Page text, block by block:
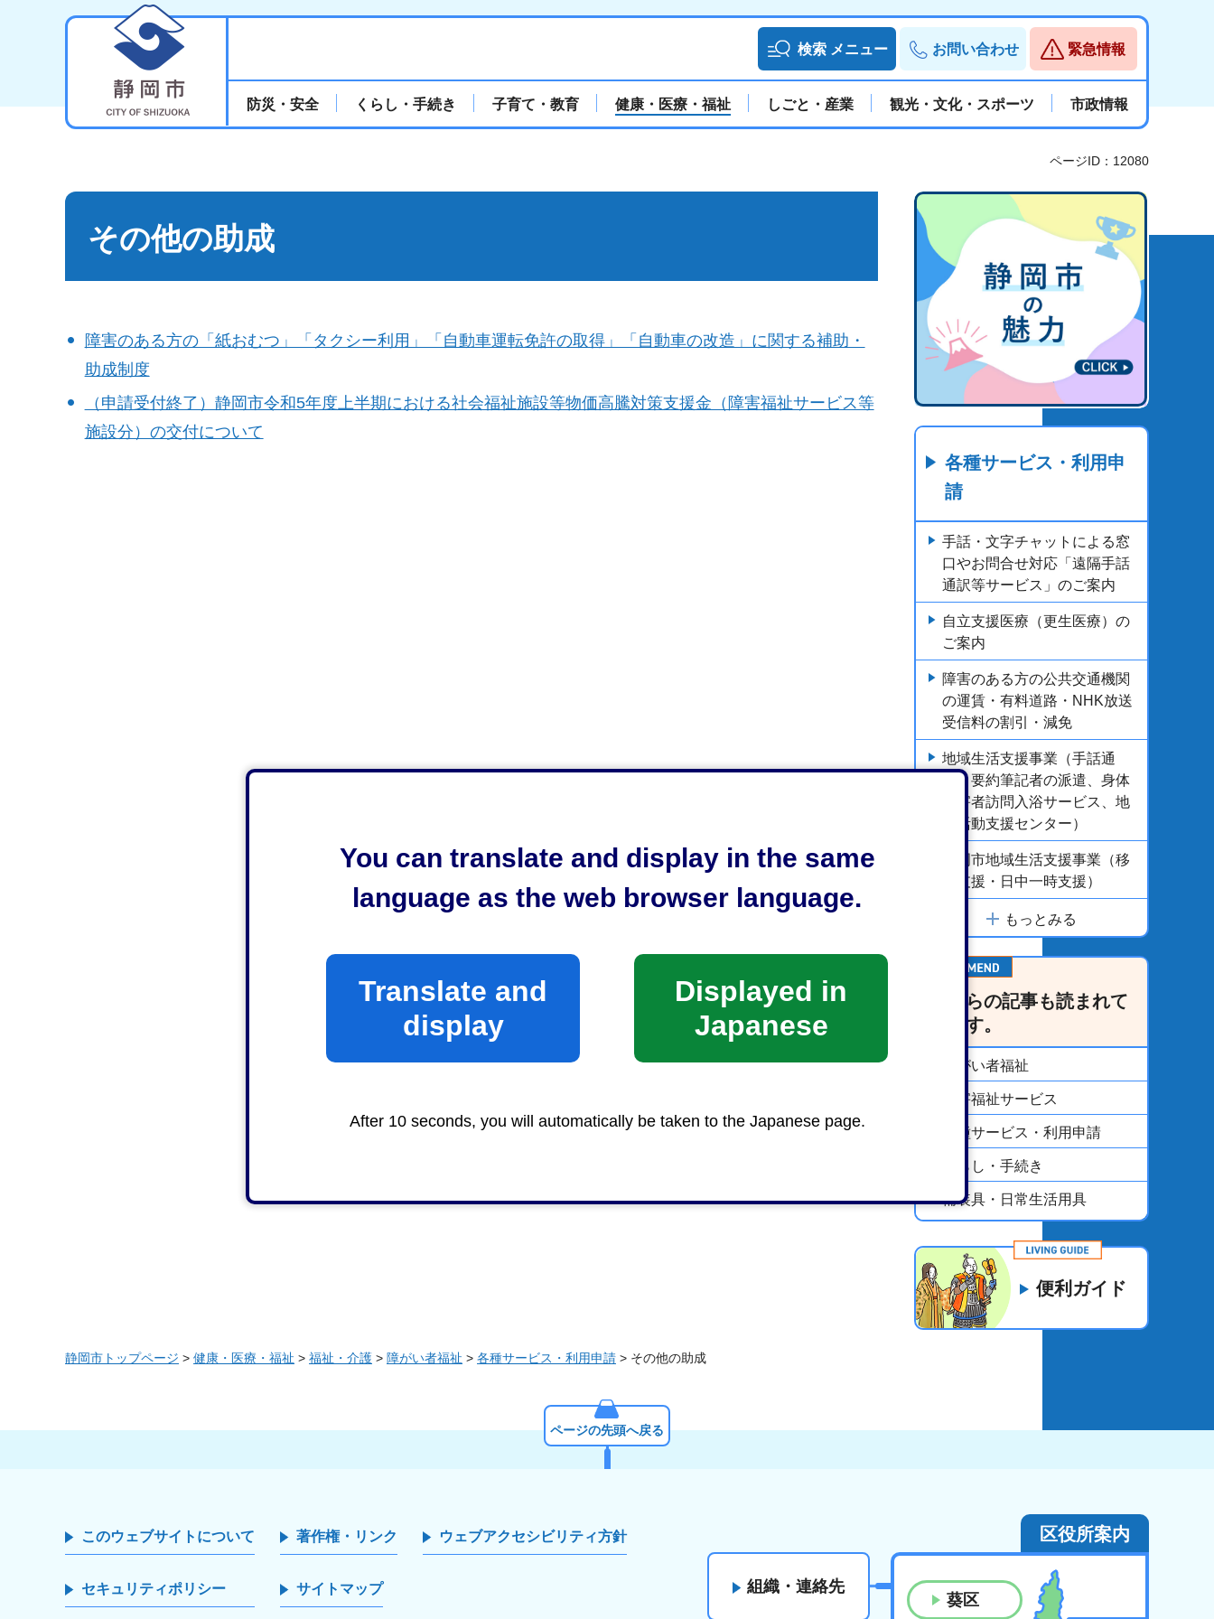
You can translate and display in the same
language as the web browser language.
Translate and
display
Displayed in
Japanese
After 10 seconds, you will automatically be taken to the Japanese page.
検索 メニュー お問い合わせ 緊急情報
防災・安全 くらし・手続き 子育て・教育 健康・医療・福祉 しごと・産業 観光・文化・スポーツ 市政情報
ページID：12080
その他の助成
障害のある方の「紙おむつ」「タクシー利用」「自動車運転免許の取得」「自動車の改造」に関する補助・
助成制度
（申請受付終了）静岡市令和5年度上半期における社会福祉施設等物価高騰対策支援金（障害福祉サービス等
施設分）の交付について
各種サービス・利用申
請
手話・文字チャットによる窓
口やお問合せ対応「遠隔手話
通訳等サービス」のご案内
自立支援医療（更生医療）の
ご案内
障害のある方の公共交通機関
の運賃・有料道路・NHK放送
受信料の割引・減免
地域生活支援事業（手話通
訳・要約筆記者の派遣、身体
障害者訪問入浴サービス、地
域活動支援センター）
静岡市地域生活支援事業（移
動支援・日中一時支援）
もっとみる
こちらの記事も読まれて
います。
障がい者福祉
障害福祉サービス
各種サービス・利用申請
くらし・手続き
補装具・日常生活用具
便利ガイド
静岡市トップページ > 健康・医療・福祉 > 福祉・介護 > 障がい者福祉 > 各種サービス・利用申請 > その他の助成
ページの先頭へ戻る
このウェブサイトについて 著作権・リンク ウェブアクセシビリティ方針
セキュリティポリシー サイトマップ 組織・連絡先
区役所案内
葵区